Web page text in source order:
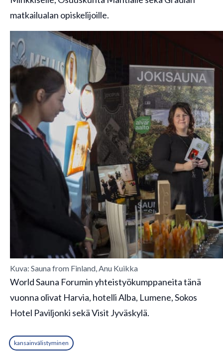
matkailualan opiskelijoille.
Kuva: Sauna from Finland, Anu Kuikka
World Sauna Forumin yhteistyökumppaneita tänä
vuonna olivat Harvia, hotelli Alba, Lumene, Sokos
Hotel Paviljonki sekä Visit Jyväskylä.
kansainvälistyminen